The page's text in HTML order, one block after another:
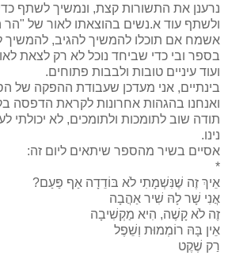
נרענן את התשורות קצת, ונמשיך לשתף
ולשתף עוד א.נשים בהוצאתו לאור של "הר
אשמח אם תוכלו להמשיך להגיב,
בספר ובי כדי שביחד נוכל לא רק לצאת
ועוד עיניים טובות ולבבות פתוחים.
בינתיים, אני מעדכן שעבודת ההפקה של
ואנחנו בהגהות אחרונות לקראת הדפסה
תודה שוב לתומכות ולתומכים, לא יכולתי
נינו.
אסיים בשיר מהספר שיתאים ליום זה:
*
אֵיךְ זֶה שֶׁנִּשְׁמָתִי לֹא בּוֹדֵדָה אַף פַּעַם?
אֲנִי שָׁר לָהּ שִׁיר אַהֲבָה
זֶה לֹא קָשֶׁה, הִיא מַקְשִׁיבָה
אֵין בָּהּ רוֹמְמוּת וְשֵׁפֶל
רַק שֶׁקֶט